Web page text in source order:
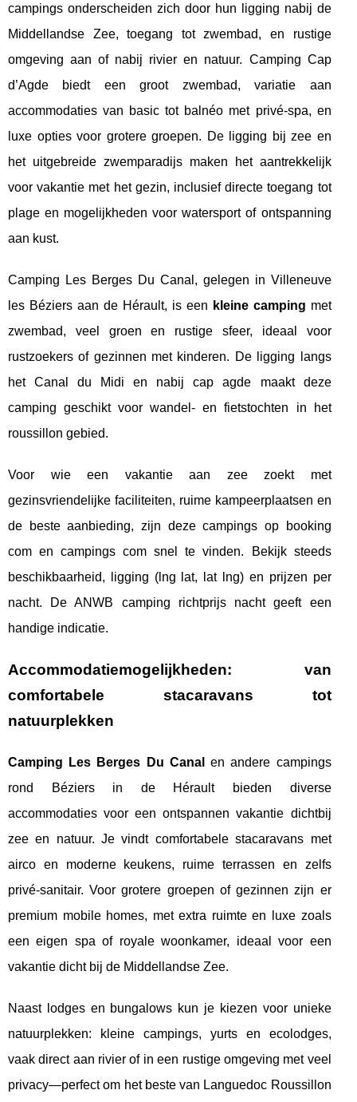
campings onderscheiden zich door hun ligging nabij de
Middellandse Zee, toegang tot zwembad, en rustige
omgeving aan of nabij rivier en natuur. Camping Cap
d’Agde biedt een groot zwembad, variatie aan
accommodaties van basic tot balnéo met privé-spa, en
luxe opties voor grotere groepen. De ligging bij zee en
het uitgebreide zwemparadijs maken het aantrekkelijk
voor vakantie met het gezin, inclusief directe toegang tot
plage en mogelijkheden voor watersport of ontspanning
aan kust.
Camping Les Berges Du Canal, gelegen in Villeneuve
les Béziers aan de Hérault, is een kleine camping met
zwembad, veel groen en rustige sfeer, ideaal voor
rustzoekers of gezinnen met kinderen. De ligging langs
het Canal du Midi en nabij cap agde maakt deze
camping geschikt voor wandel- en fietstochten in het
roussillon gebied.
Voor wie een vakantie aan zee zoekt met
gezinsvriendelijke faciliteiten, ruime kampeerplaatsen en
de beste aanbieding, zijn deze campings op booking
com en campings com snel te vinden. Bekijk steeds
beschikbaarheid, ligging (lng lat, lat lng) en prijzen per
nacht. De ANWB camping richtprijs nacht geeft een
handige indicatie.
Accommodatiemogelijkheden: van
comfortabele stacaravans tot
natuurplekken
Camping Les Berges Du Canal
en andere campings
rond Béziers in de Hérault bieden diverse
accommodaties voor een ontspannen vakantie dichtbij
zee en natuur. Je vindt comfortabele stacaravans met
airco en moderne keukens, ruime terrassen en zelfs
privé-sanitair. Voor grotere groepen of gezinnen zijn er
premium mobile homes, met extra ruimte en luxe zoals
een eigen spa of royale woonkamer, ideaal voor een
vakantie dicht bij de Middellandse Zee.
Naast lodges en bungalows kun je kiezen voor unieke
natuurplekken: kleine campings, yurts en ecolodges,
vaak direct aan rivier of in een rustige omgeving met veel
privacy—perfect om het beste van Languedoc Roussillon